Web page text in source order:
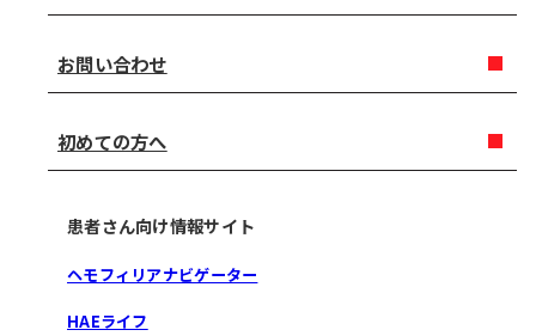
お問い合わせ
初めての方へ
患者さん向け情報サイト
ヘモフィリアナビゲーター
HAEライフ